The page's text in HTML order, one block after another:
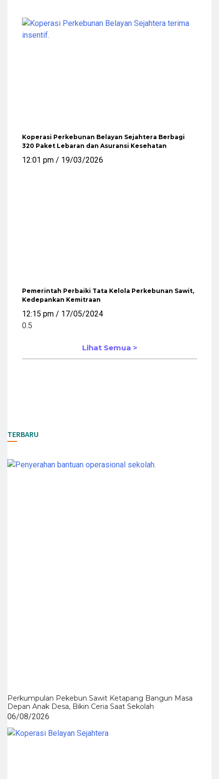
Koperasi Perkebunan Belayan Sejahtera Berbagi
320 Paket Lebaran dan Asuransi Kesehatan
12:01 pm 19/03/2026
Pemerintah Perbaiki Tata Kelola Perkebunan Sawit,
Kedepankan Kemitraan
12:15 pm 17/05/2024
Lihat Semua >
TERBARU
Perkumpulan Pekebun Sawit Ketapang Bangun Masa
Depan Anak Desa, Bikin Ceria Saat Sekolah
06/08/2026